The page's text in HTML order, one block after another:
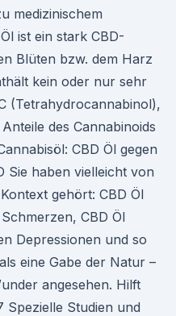
medizinischem
ist ein stark CBD-
Blüten bzw. dem Harz
kein oder nur sehr
(Tetrahydrocannabinol),
des Cannabinoids
CBD Öl gegen
Sie haben vielleicht von
gehört: CBD Öl
CBD Öl
Depressionen und so
eine Gabe der Natur –
angesehen. Hilft
Spezielle Studien und